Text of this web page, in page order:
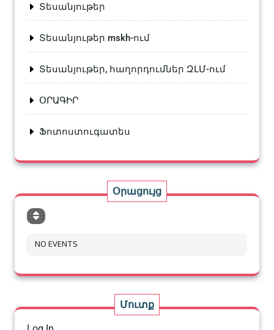
Տեսանյութեր
Տեսանյութեր mskh-ում
Տեսանյութեր, հաղորդումներ ԶԼՄ-ում
ՕՐԱԳԻՐ
Ֆոտոստուգատես
Օրացույց
NO EVENTS
Մուտք